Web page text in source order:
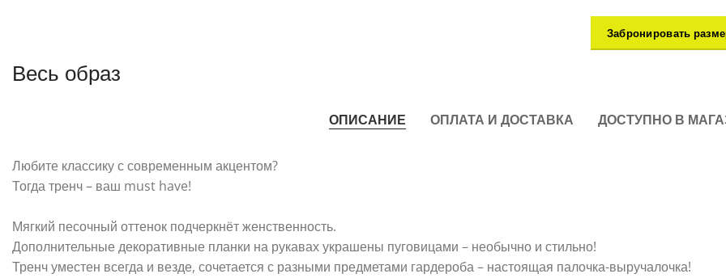
Забронировать
Весь образ
ОПИСАНИЕ ОПЛАТА И ДОСТАВКА ДОСТУПНО В
Любите классику с современным акцентом?
Тогда тренч – ваш must have!
Мягкий песочный оттенок подчеркнёт женственность.
Дополнительные декоративные планки на рукавах украшены пуговицами – необычно и стильно!
Тренч уместен всегда и везде, сочетается с разными предметами гардероба – настоящая палочка-выручалочка!